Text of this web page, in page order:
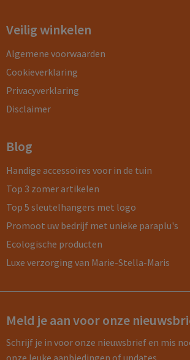
Veilig winkelen
Algemene voorwaarden
Cookieverklaring
Privacyverklaring
Disclaimer
Blog
Handige accessoires voor in de tuin
Top 3 zomer artikelen
Top 5 sleutelhangers met logo
Promoot uw bedrijf met unieke paraplu's
Ecologische producten
Luxe verzorging van Marie-Stella-Maris
Meld je aan voor onze
Schrijf je in voor onze nieuwsbrief en mis